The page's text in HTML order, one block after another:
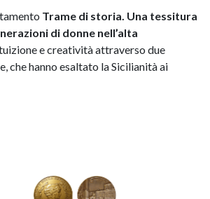
Trame di storia. Una tessitura
di donne nell’alta
e creatività attraverso due
che hanno esaltato la Sicilianità ai